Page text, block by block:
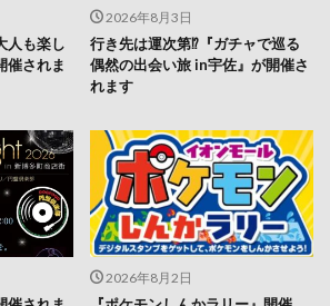
人も楽し
催されま
2026年8月3日
行き先は運次第⁉『ガチャで巡る
偶然の出会い旅 in宇佐』が開催さ
れます
2026年8月2日